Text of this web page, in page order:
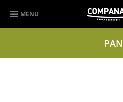
MENU
PAN